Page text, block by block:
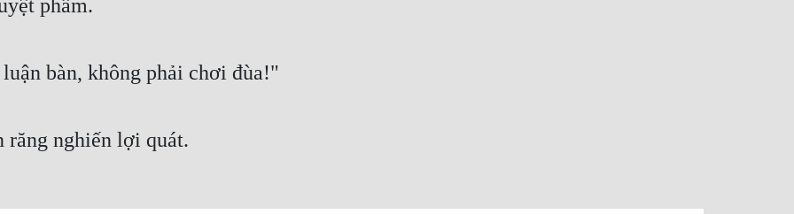
phẩm.
bàn, không phải chơi đùa!"
răng nghiến lợi quát.